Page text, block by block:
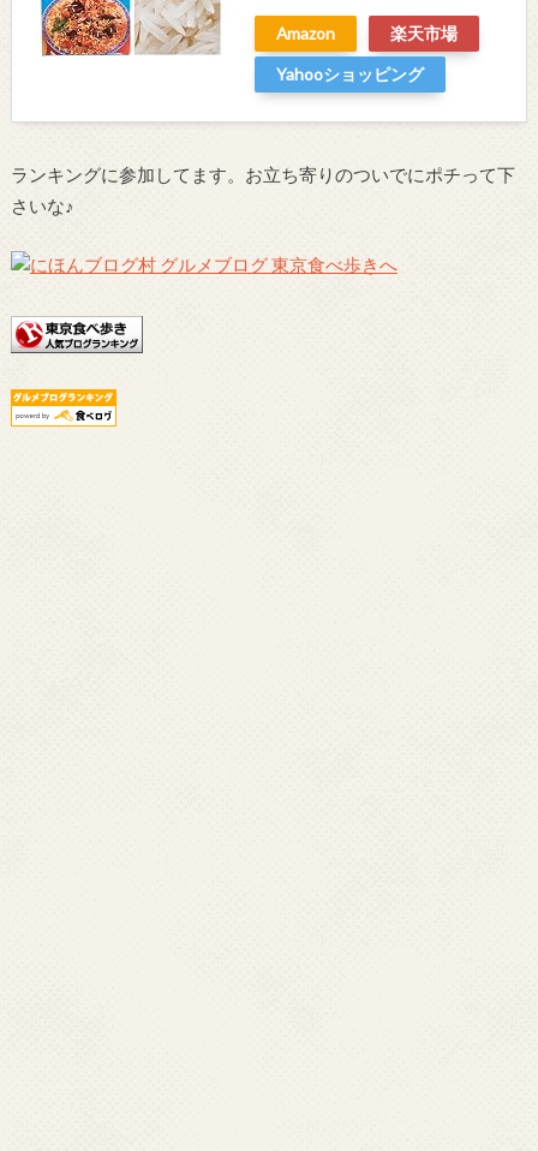
Amazon
楽天市場
Yahooショッピング
ランキングに参加してます。お立ち寄りのついでにポチって下
さいな♪